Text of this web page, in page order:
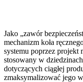
Jako „zawór
mechanizm koła
systemu poprzez projekt
stosowany w
dotyczących ciągłej
zmaksymalizować jego